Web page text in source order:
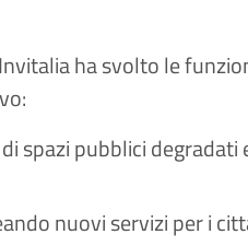
ha svolto le
spazi pubblici degradati
nuovi servizi per i